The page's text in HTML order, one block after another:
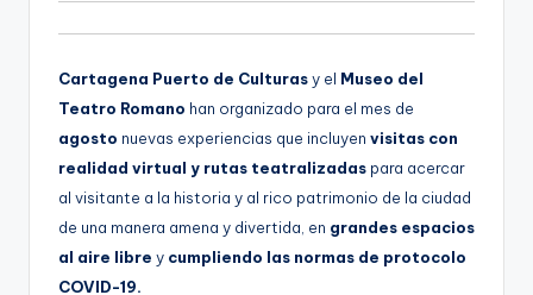
Cartagena Puerto de Culturasy el Museo del
Teatro Romano han organizado para el mes de
agosto nuevas experiencias que incluyen visitas con
realidad virtual y rutas teatralizadas para acercar
al visitante a la historia y al rico patrimonio de la ciudad
de una manera amena y divertida, en grandes espacios
al aire libre y cumpliendo las normas de protocolo
COVID-19.